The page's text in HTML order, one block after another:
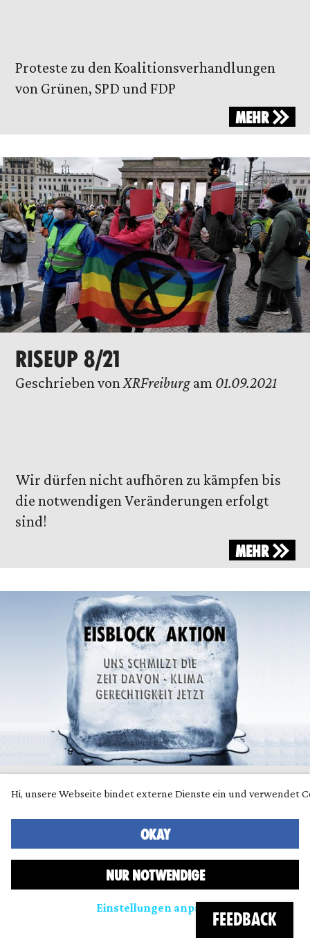
Proteste zu den Koalitionsverhandlungen
von Grünen, SPD und FDP
MEHR
RISEUP 8/21
Geschrieben vonXRFreiburgam 01.09.2021
Wir dürfen nicht aufhören zu kämpfen bis
die notwendigen Veränderungen erfolgt
sind!
MEHR
EISBLOCK 8/21
Geschrieben vonXRFreiburgam07.08.2021
Triggerwarnung: Galgen - Diese Aktion
FEEDBACK
Hi, unsere Webseite bindet externe Dienste ein und verwendet
Einstellungen anpassen
NUR NOTWENDIGE
OKAY